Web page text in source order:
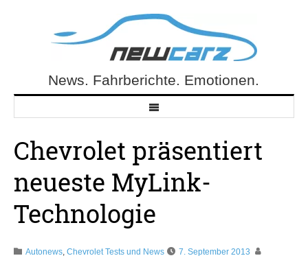
NewCarz.deNews. Fahrberichte. Emotionen.
Chevrolet präsentiert
neueste MyLink-
Technologie
Autonews, Chevrolet Tests und News
7. September 2013